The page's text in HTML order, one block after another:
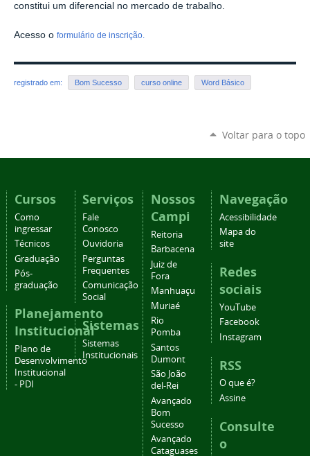
constitui um diferencial no mercado de trabalho.
Acesso o formulário de inscrição.
registrado em: Bom Sucesso curso online Word Básico
Voltar para o topo
Cursos
Como
ingressar
Técnicos
Graduação
Pós-
graduação
Planejamento
Institucional
Plano de
Desenvolvimento
Institucional
- PDI
Serviços
Fale
Conosco
Ouvidoria
Perguntas
Frequentes
Comunicação
Social
Sistemas
Sistemas
Institucionais
Nossos
Campi
Reitoria
Barbacena
Juiz de
Fora
Manhuaçu
Muriaé
Rio
Pomba
Santos
Dumont
São João
del-Rei
Avançado
Bom
Sucesso
Avançado
Cataguases
Navegação
Acessibilidade
Mapa do
site
Redes
sociais
YouTube
Facebook
Instagram
RSS
O que é?
Assine
Consulte
o